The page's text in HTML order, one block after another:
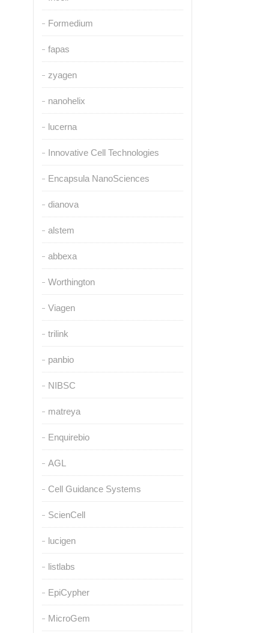
Formedium
fapas
zyagen
nanohelix
lucerna
Innovative Cell Technologies
Encapsula NanoSciences
dianova
alstem
abbexa
Worthington
Viagen
trilink
panbio
NIBSC
matreya
Enquirebio
AGL
Cell Guidance Systems
ScienCell
lucigen
listlabs
EpiCypher
MicroGem